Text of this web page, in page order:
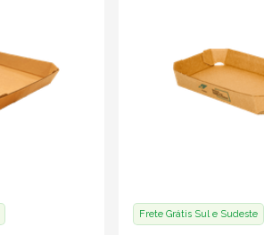
Frete Grátis Sul e Sudeste